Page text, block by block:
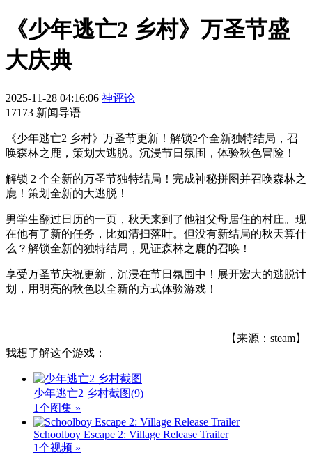
《少年逃亡2 乡村》万圣节盛
大庆典
2025-11-28 04:16:06 神评论
17173 新闻导语
《少年逃亡2 乡村》万圣节更新！解锁2个全新独特结局，召
唤森林之鹿，策划大逃脱。沉浸节日氛围，体验秋色冒险！
解锁 2 个全新的万圣节独特结局！完成神秘拼图并召唤森林之
鹿！策划全新的大逃脱！
男学生翻过日历的一页，秋天来到了他祖父母居住的村庄。现
在他有了新的任务，比如清扫落叶。但没有新结局的秋天算什
么？解锁全新的独特结局，见证森林之鹿的召唤！
享受万圣节庆祝更新，沉浸在节日氛围中！展开宏大的逃脱计
划，用明亮的秋色以全新的方式体验游戏！
【来源：steam】
我想了解这个游戏：
少年逃亡2 乡村截图(9)
1个图集 »
Schoolboy Escape 2: Village Release Trailer
1个视频 »